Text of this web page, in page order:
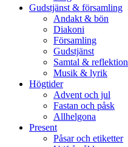
Gudstjänst & församling
Andakt & bön
Diakoni
Församling
Gudstjänst
Samtal & reflektion
Musik & lyrik
Högtider
Advent och jul
Fastan och påsk
Allhelgona
Present
Påsar och etiketter